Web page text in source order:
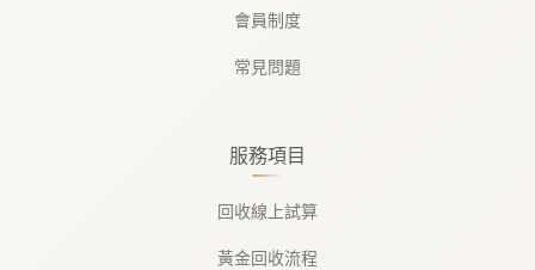
會員制度
常見問題
服務項目
回收線上試算
黃金回收流程